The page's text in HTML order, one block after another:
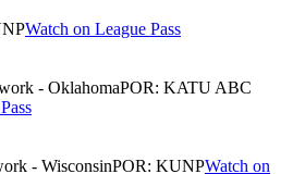
Watch on League Pass
- OklahomaPOR: KATU ABC
- WisconsinPOR: KUNPWatch on